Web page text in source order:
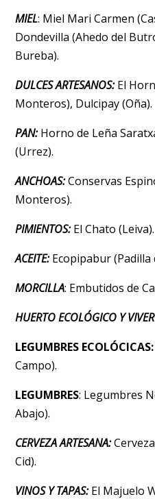
MIEL: Miel Mari Carmen
Dondevilla (Ahedo del
Bureba).
DULCES ARTESANOS:El
Monteros), Dulcipay (Oña).
PAN:Horno de Leña
(Urrez).
ANCHOAS:Conservas
Monteros).
PIMIENTOS:El Chato (Leiva).
ACEITE:Ecopipabur (Padilla
MORCILLA: Embutidos de
HUERTO ECOLÓGICO Y
LEGUMBRES ECOLÓCICAS:
Campo).
LEGUMBRES: Legumbres
Abajo).
CERVEZA ARTESANA:
Cid).
VINOS Y TAPAS:El Majuelo